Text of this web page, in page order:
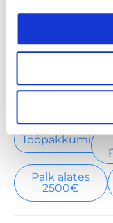
Soovime sulle
Tööpakkumised
Palk alates
2500€